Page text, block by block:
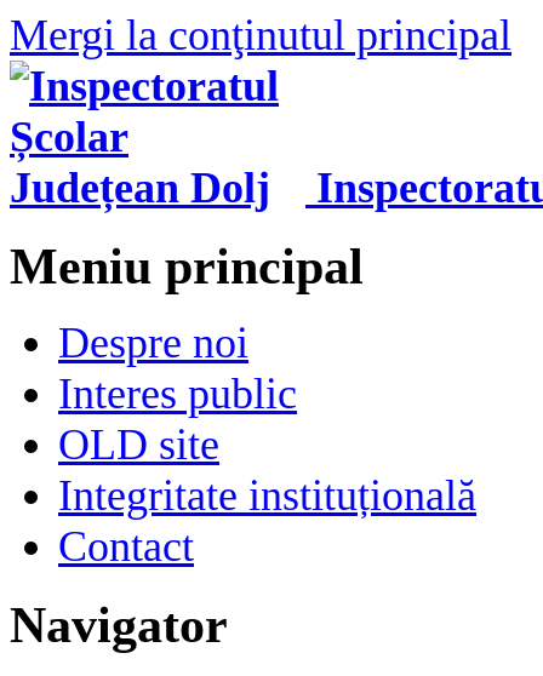
Mergi la conţinutul principal
Meniu principal
Despre noi
Interes public
OLD site
Integritate instituțională
Contact
Navigator